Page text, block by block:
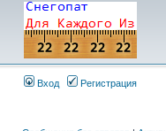
Вход Регистрация